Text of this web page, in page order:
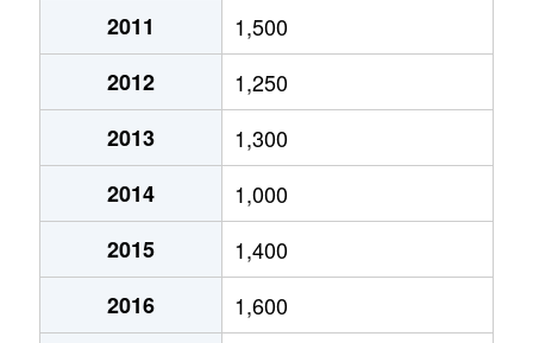
2011
1,500
2012
1,250
2013
1,300
2014
1,000
2015
1,400
2016
1,600